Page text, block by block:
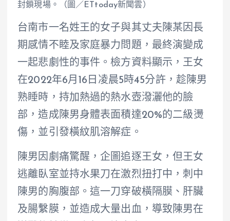
封鎖現場。（圖／ETtoday新聞雲）
台南市一名姓王的女子與其丈夫陳某因長
期感情不睦及家庭暴力問題，最終演變成
一起悲劇性的事件。檢方資料顯示，王女
在2022年6月16日凌晨5時45分許，趁陳男
熟睡時，持加熱過的熱水壺潑灑他的臉
部，造成陳男身體表面積達20%的二級燙
傷，並引發橫紋肌溶解症。
陳男因劇痛驚醒，企圖追逐王女，但王女
逃離臥室並持水果刀在激烈扭打中，刺中
陳男的胸腹部。這一刀穿破橫隔膜、肝臟
及腸繫膜，並造成大量出血，導致陳男在